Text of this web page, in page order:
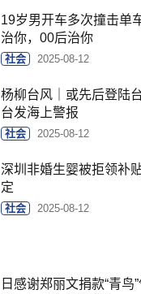
19岁男开车多次撞击单
治你，00后治你
社会 2025-08-12
杨柳台风｜或先后登陆
台发海上警报
社会 2025-08-12
深圳非婚生婴被拒领补
定
社会 2025-08-12
日感谢郑丽文捐款“青鸟